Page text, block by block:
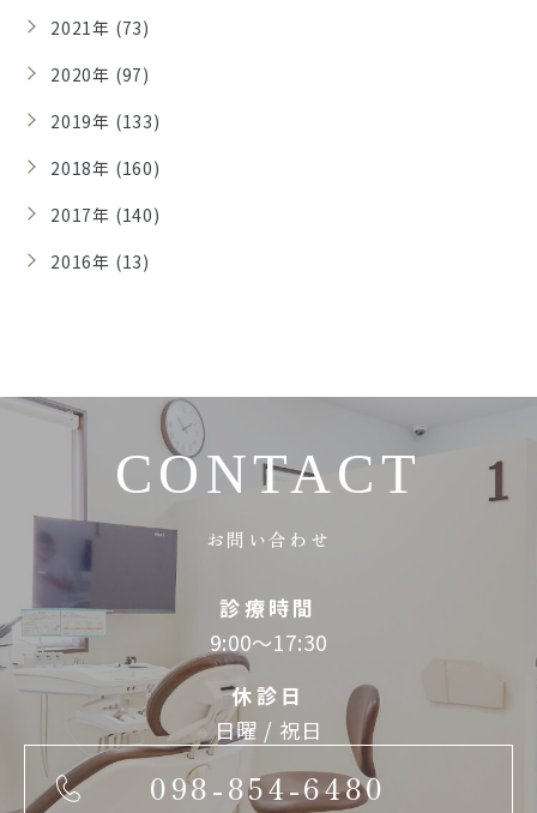
2021年 (73)
2020年 (97)
2019年 (133)
2018年 (160)
2017年 (140)
2016年 (13)
CONTACT
お問い合わせ
診療時間
9:00～17:30
休診日
日曜 / 祝日
098-854-6480